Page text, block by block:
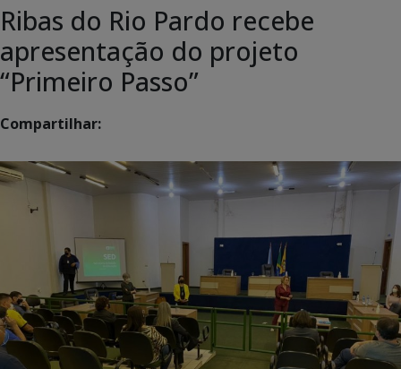
Ribas do Rio Pardo recebe
apresentação do projeto
“Primeiro Passo”
Compartilhar: